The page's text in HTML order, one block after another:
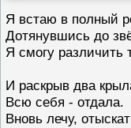
Я встаю в полный
Дотянувшись до
Я смогу различить
И раскрыв два
Всю себя - отдала.
Вновь лечу,